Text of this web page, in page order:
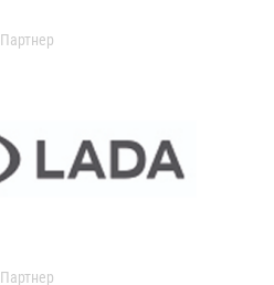
Партнер
Партнер